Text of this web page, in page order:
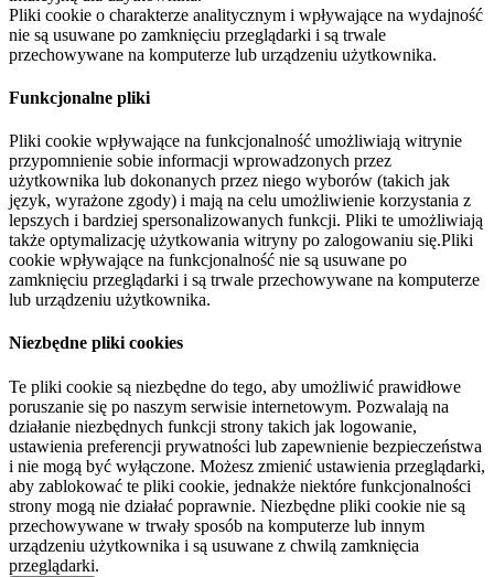
Pliki cookie o charakterze analitycznym i wpływające na wydajność
nie są usuwane po zamknięciu przeglądarki i są trwale
przechowywane na komputerze lub urządzeniu użytkownika.
Funkcjonalne pliki
Pliki cookie wpływające na funkcjonalność umożliwiają witrynie
przypomnienie sobie informacji wprowadzonych przez
użytkownika lub dokonanych przez niego wyborów (takich jak
język, wyrażone zgody) i mają na celu umożliwienie korzystania z
lepszych i bardziej spersonalizowanych funkcji. Pliki te umożliwiają
także optymalizację użytkowania witryny po zalogowaniu się.Pliki
cookie wpływające na funkcjonalność nie są usuwane po
zamknięciu przeglądarki i są trwale przechowywane na komputerze
lub urządzeniu użytkownika.
Niezbędne pliki cookies
Te pliki cookie są niezbędne do tego, aby umożliwić prawidłowe
poruszanie się po naszym serwisie internetowym. Pozwalają na
działanie niezbędnych funkcji strony takich jak logowanie,
ustawienia preferencji prywatności lub zapewnienie bezpieczeństwa
i nie mogą być wyłączone. Możesz zmienić ustawienia przeglądarki,
aby zablokować te pliki cookie, jednakże niektóre funkcjonalności
strony mogą nie działać poprawnie. Niezbędne pliki cookie nie są
przechowywane w trwały sposób na komputerze lub innym
urządzeniu użytkownika i są usuwane z chwilą zamknięcia
przeglądarki.